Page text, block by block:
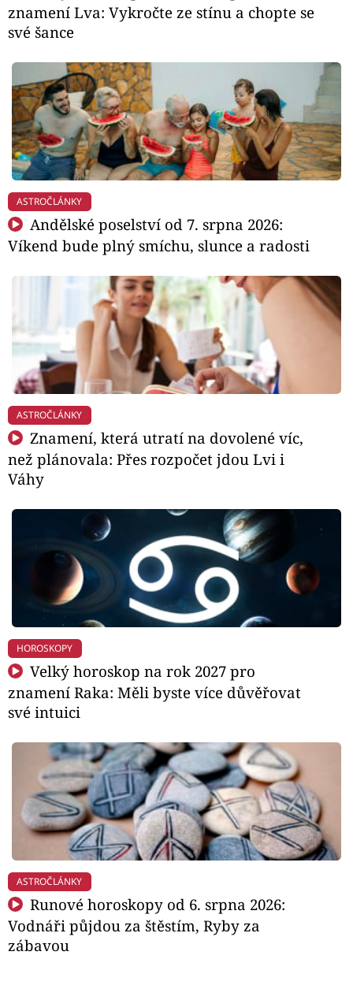
znamení Lva: Vykročte ze stínu a chopte se
své šance
ASTROČLÁNKY
Andělské poselství od 7. srpna 2026:
Víkend bude plný smíchu, slunce a radosti
ASTROČLÁNKY
Znamení, která utratí na dovolené víc,
než plánovala: Přes rozpočet jdou Lvi i
Váhy
HOROSKOPY
Velký horoskop na rok 2027 pro
znamení Raka: Měli byste více důvěřovat
své intuici
ASTROČLÁNKY
Runové horoskopy od 6. srpna 2026:
Vodnáři půjdou za štěstím, Ryby za
zábavou